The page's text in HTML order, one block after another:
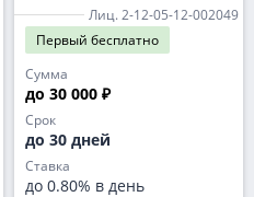
Лиц. 2-12-05-12-002049
Первый бесплатно
Сумма
до 30 000 ₽
Срок
до 30 дней
Ставка
до 0.80% в день